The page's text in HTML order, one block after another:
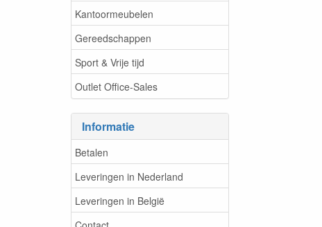
Kantoormeubelen
Gereedschappen
Sport & Vrije tijd
Outlet Office-Sales
Informatie
Betalen
Leveringen in Nederland
Leveringen in België